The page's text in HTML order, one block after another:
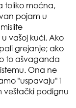
toliko moćna,
pojam u
vašoj kući. Ako
grejanje; ako
to ašvaganda
Ona ne
"uspavaju" i
veštački podignu